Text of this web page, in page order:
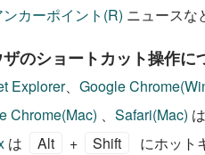
カーポイント(R) ニュースな
のショートカット操作に
Explorer、 Google
Chrome(Mac) 、 Safari(Mac) は
は Alt + Shift
にホット